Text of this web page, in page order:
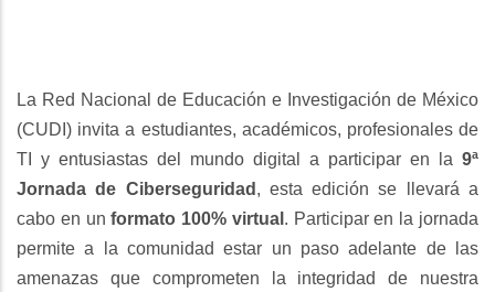
La Red Nacional de Educación e Investigación de México
(CUDI) invita a estudiantes, académicos, profesionales de
TI y entusiastas del mundo digital a participar en la 9ª
Jornada de Ciberseguridad , esta edición se llevará a
cabo en unformato 100% virtual . Participar en la jornada
permite a la comunidad estar un paso adelante de las
amenazas que comprometen la integridad de nuestra